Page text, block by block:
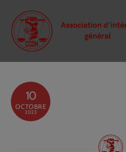
content
10
OCTOBRE
2023